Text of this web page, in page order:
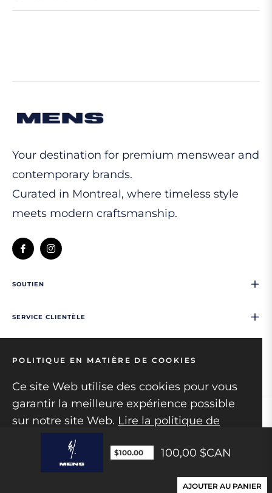
100,00 $CAN
AJOUTER AU PANIER
Your destination for premium menswear and
contemporary brands.
Curated in Montreal, where timeless style
meets modern craftsmanship.
Fb Ins
SOUTIEN
SERVICE CLIENTÈLE
Copyright © 2026 Mens collection.All rights
reserved
POLITIQUE EN MATIÈRE DE COOKIES
Ce site Web utilise des cookies pour vous
garantir la meilleure expérience possible
sur notre site Web. Lire la politique de
confidentialité
COMPRIS !